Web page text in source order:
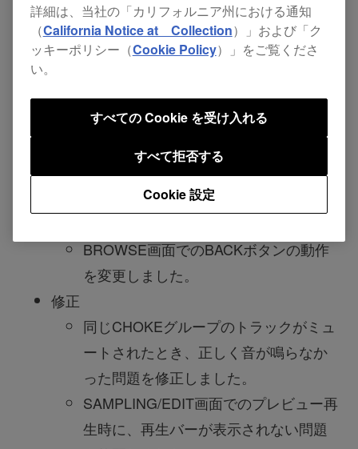
機能を追加しました。
改善
を64秒に拡大しました。
各種ノブを回したときの速度に応じた
変化量が反映されるようになりまし
た。
Dave Smith Filterの設定がシーンごとに
BROWSE画面でのBACKボタンの動作
を変更しました。
修正
同じCHOKEグループのトラックがミュ
ートされたとき、正しく音が鳴らなか
った問題を修正しました。
SAMPLING/EDIT画面でのプレビュー再
生時に、再生バーが表示されない問題
詳細は、当社の「カリフォルニア州における通知
（California Notice at Collection）」および「ク
ッキーポリシー（Cookie Policy）」をご覧くださ
い。
Cookie 設定
すべて拒否する
すべての Cookie を受け入れる